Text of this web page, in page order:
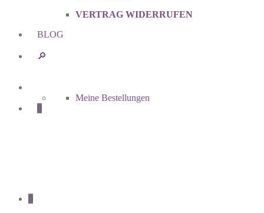
VERTRAG WIDERRUFEN
BLOG
🔎︎
Meine Bestellungen
0
0